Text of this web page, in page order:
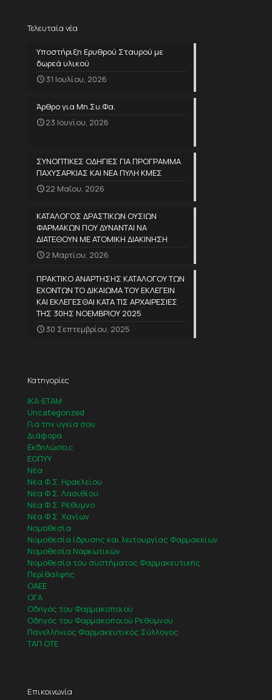
Τελευταία νέα
Υποστήριξη Ερυθρού Σταυρού με
δωρεά υλικού
31 Ιουλίου, 2026
Άρθρο για Μη.Συ.Φα.
23 Ιουνίου, 2026
ΣΥΝΟΠΤΙΚΕΣ ΟΔΗΓΙΕΣ ΓΙΑ ΠΡΟΓΡΑΜΜΑ
ΠΑΧΥΣΑΡΚΙΑΣ ΚΑΙ ΝΕΑ ΠΥΛΗ ΚΜΕΣ
22 Μαΐου, 2026
ΚΑΤΑΛΟΓΟΣ ΔΡΑΣΤΙΚΩΝ ΟΥΣΙΩΝ
ΦΑΡΜΑΚΩΝ ΠΟΥ ΔΥΝΑΝΤΑΙ ΝΑ
ΔΙΑΤΕΘΟΥΝ ΜΕ ΑΤΟΜΙΚΗ ΔΙΑΚΙΝΗΣΗ
2 Μαρτίου, 2026
ΠΡΑΚΤΙΚΟ ΑΝΑΡΤΗΣΗΣ ΚΑΤΑΛΟΓΟΥ ΤΩΝ
ΕΧΟΝΤΩΝ ΤΟ ΔΙΚΑΙΩΜΑ ΤΟΥ ΕΚΛΕΓΕΙΝ
ΚΑΙ ΕΚΛΕΓΕΣΘΑΙ ΚΑΤΑ ΤΙΣ ΑΡΧΑΙΡΕΣΙΕΣ
ΤΗΣ 30ΗΣ ΝΟΕΜΒΡΙΟΥ 2025
30 Σεπτεμβρίου, 2025
Κατηγορίες
IKA-ETAM
Uncategorized
Για την υγεία σου
Διάφορα
Εκδηλώσεις
ΕΟΠΥΥ
Νέα
Νέα Φ.Σ. Ηρακλείου
Νέα Φ.Σ. Λασιθίου
Νέα Φ.Σ. Ρέθυμνο
Νέα Φ.Σ. Χανίων
Νομοθεσία
Νομοθεσία ίδρυσης και λειτουργίας Φαρμακείων
Νομοθεσία Ναρκωτικών
Νομοθεσία του συστήματος Φαρμακευτικής
Περίθαλψης
ΟΑΕΕ
ΟΓΑ
Οδηγός του Φαρμακοποιού
Οδηγός του Φαρμακοποιού Ρεθύμνου
Πανελλήνιος Φαρμακευτικός Σύλλογος
ΤΑΠ ΟΤΕ
Επικοινωνία